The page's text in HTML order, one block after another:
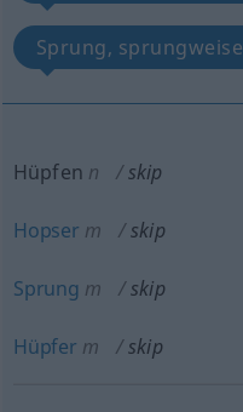
Sprung,
Hüpfen n skip
Hopser m skip
Sprung m skip
Hüpfer m skip